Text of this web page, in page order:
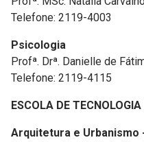
Telefone: 2119-4003
Psicologia
Profª. Drª. Danielle de
Telefone: 2119-4115
ESCOLA DE
Arquitetura e Urbanismo